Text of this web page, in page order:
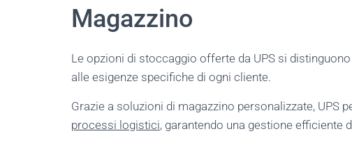
Magazzino
Le opzioni di stoccaggio offerte da UPS si
alle esigenze specifiche di ogni cliente.
Grazie a soluzioni di magazzino personalizzate, UPS
processi logistici, garantendo una gestione efficiente